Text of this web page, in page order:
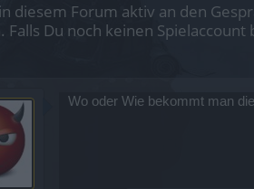
diesem Forum aktiv an den
Falls Du noch keinen
Wo oder Wie bekommt man